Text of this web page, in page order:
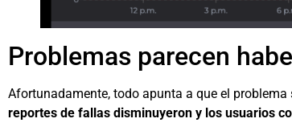
Problemas parecen
Afortunadamente, todo apunta a que el
reportes de fallas disminuyeron y los usuarios